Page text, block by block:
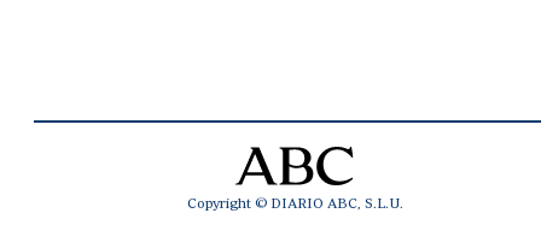
Copyright © DIARIO ABC, S.L.U.